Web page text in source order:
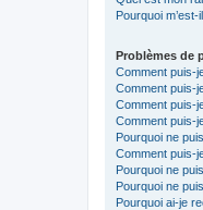
Pourquoi
Problèmes de
Comment puis-
Comment puis-
Comment puis-
Comment puis-
Pourquoi ne
Comment puis-
Pourquoi ne
Pourquoi ne
Pourquoi ai-je